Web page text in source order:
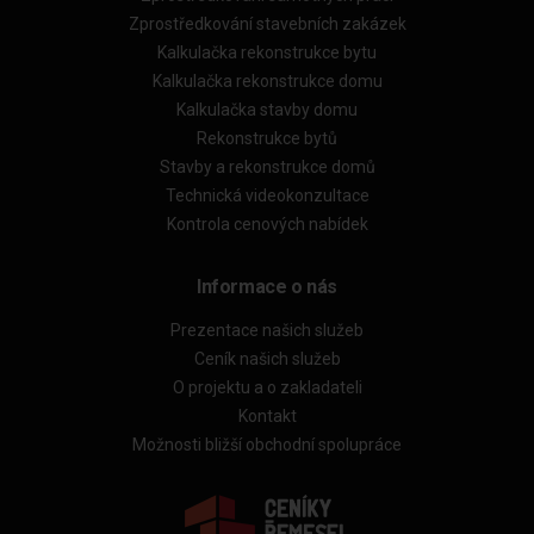
Zprostředkování stavebních zakázek
Kalkulačka rekonstrukce bytu
Kalkulačka rekonstrukce domu
Kalkulačka stavby domu
Rekonstrukce bytů
Stavby a rekonstrukce domů
Technická videokonzultace
Kontrola cenových nabídek
Informace o nás
Prezentace našich služeb
Ceník našich služeb
O projektu a o zakladateli
Kontakt
Možnosti bližší obchodní spolupráce